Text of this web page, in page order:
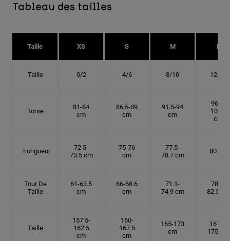
Tableau des tailles
Taille XS S M L
Taille 0/2 4/6 8/10 12/14
Torse
81-84
cm
86.5-89
cm
91.5-94
cm
96.5-
101.5
cm
Longueur
72.5-
73.5 cm
75-76
cm
77.5-
78.7 cm
80 cm
Tour De
Taille
61-63.5
cm
66-68.6
cm
71.1-
74.9 cm
78.7-
82.5 cm
Taille
157.5-
162.5
cm
160-
167.5
cm
165-173
cm
167.5-
175 cm